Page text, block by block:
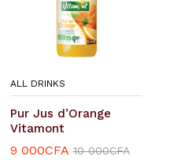
ALL DRINKS
Pur Jus d’Orange
Vitamont
9 000CFA 10 000CFA